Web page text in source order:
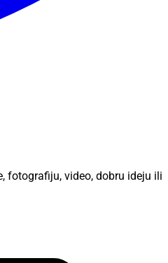
fotografiju, video, dobru ideju ili